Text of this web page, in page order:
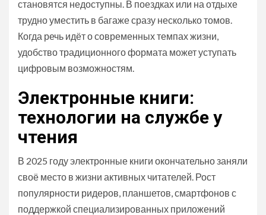
становятся недоступны. В поездках или на отдыхе
трудно уместить в багаже сразу несколько томов.
Когда речь идёт о современных темпах жизни,
удобство традиционного формата может уступать
цифровым возможностям.
Электронные книги:
технологии на службе у
чтения
В 2025 году электронные книги окончательно заняли
своё место в жизни активных читателей. Рост
популярности ридеров, планшетов, смартфонов с
поддержкой специализированных приложений